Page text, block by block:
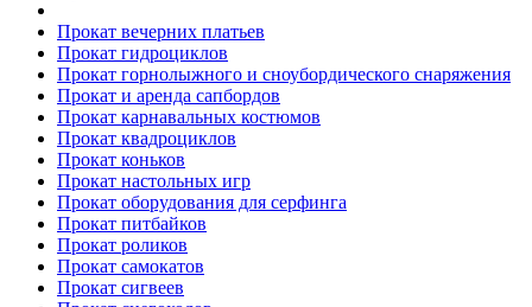
Прокат вечерних платьев
Прокат гидроциклов
Прокат горнолыжного и сноубордического снаряжения
Прокат и аренда сапбордов
Прокат карнавальных костюмов
Прокат квадроциклов
Прокат коньков
Прокат настольных игр
Прокат оборудования для серфинга
Прокат питбайков
Прокат роликов
Прокат самокатов
Прокат сигвеев